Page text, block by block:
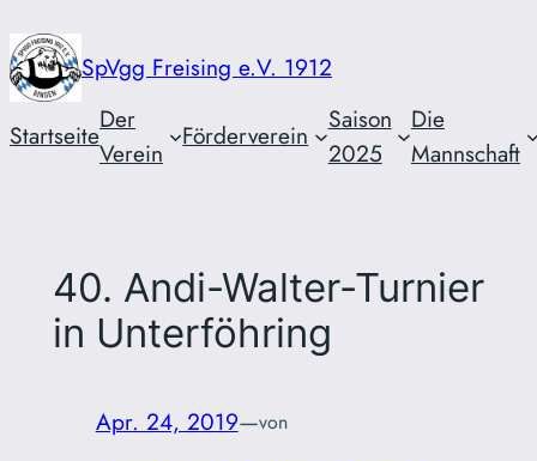
Zum
Inhalt
springen
SpVgg Freising e.V. 1912
Startseite
Der
Verein
Förderverein
Saison
2025
Die
Mannschaft
40. Andi-Walter-Turnier
in Unterföhring
Apr. 24, 2019—von